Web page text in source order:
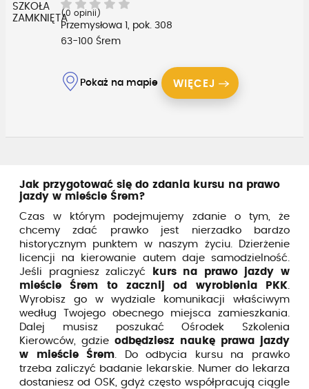
SZKOŁA
ZAMKNIĘTA(0 opinii)
Przemysłowa 1, pok. 308
63-100 Śrem
Pokaż na mapie WIĘCEJ
Jak przygotować się do zdania kursu na prawo
jazdy w mieście Śrem?
Czas w którym podejmujemy zdanie o tym, że
chcemy zdać prawko jest nierzadko bardzo
historycznym punktem w naszym życiu. Dzierżenie
licencji na kierowanie autem daje samodzielność.
Jeśli pragniesz zaliczyć
kurs na prawo jazdy w
mieście Śrem to zacznij od wyrobienia PKK
Wyrobisz go w wydziale komunikacji właściwym
według Twojego obecnego miejsca zamieszkania.
Dalej musisz poszukać Ośrodek Szkolenia
Kierowców, gdzie odbędziesz naukę prawa jazdy
w mieście Śrem . Do odbycia kursu na prawko
trzeba zaliczyć badanie lekarskie. Numer do lekarza
dostaniesz od OSK, gdyż często współpracują ciągle